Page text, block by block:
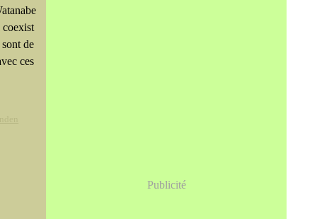
coexist
de
ces
Publicité